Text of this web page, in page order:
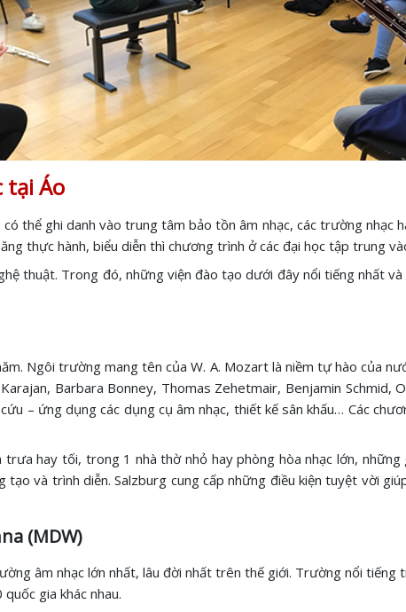
tại Áo
thể ghi danh vào trung tâm bảo tồn âm nhạc, các trường nhạc
thực hành, biểu diễn thì chương trình ở các đại học tập trung
thuật. Trong đó, những viện đào tạo dưới đây nổi tiếng nhất
Ngôi trường mang tên của W. A. Mozart là niềm tự hào của
Barbara Bonney, Thomas Zehetmair, Benjamin Schmid,
– ứng dụng các dụng cụ âm nhạc, thiết kế sân khấu… Các
hay tối, trong 1 nhà thờ nhỏ hay phòng hòa nhạc lớn,
và trình diễn. Salzburg cung cấp những điều kiện tuyệt vời
(MDW)
âm nhạc lớn nhất, lâu đời nhất trên thế giới. Trường nổi
gia khác nhau.